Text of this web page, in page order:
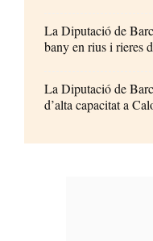
La Diputació de
bany en rius i rieres
La Diputació de
d’alta capacitat a